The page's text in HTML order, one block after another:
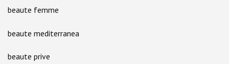
beaute femme
beaute mediterranea
beaute prive